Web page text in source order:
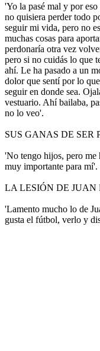
'Yo la pasé mal y por
no quisiera perder todo
seguir mi vida, pero no
muchas cosas para
perdonaría otra vez
pero si no cuidás lo que
ahí. Le ha pasado a un
dolor que sentí por lo
seguir en donde sea.
vestuario. Ahí bailaba,
no lo veo'.
SUS GANAS DE SER
'No tengo hijos, pero me
muy importante para mí'.
LA LESIÓN DE JUAN
'Lamento mucho lo de
gusta el fútbol, verlo y